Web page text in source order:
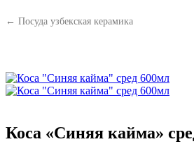
← Посуда узбекская керамика
Коса «Синяя кайма»